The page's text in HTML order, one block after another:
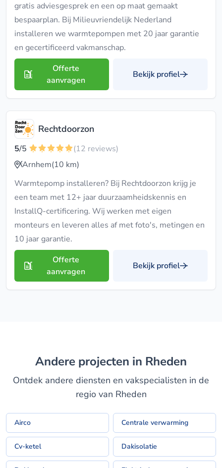
gratis adviesgesprek en een op maat gemaakt
bespaarplan. Bij Milieuvriendelijk Nederland
installeren we warmtepompen met 20 jaar garantie
en gecertificeerd vakmanschap.
Offerte
aanvragen
Bekijk profiel
Rechtdoorzon
5/5
(12 reviews)
Arnhem(10 km)
Warmtepomp installeren? Bij Rechtdoorzon krijg je
een team met 12+ jaar duurzaamheidskennis en
InstallQ-certificering. Wij werken met eigen
monteurs en leveren alles af met foto's, metingen en
10 jaar garantie.
Offerte
aanvragen
Bekijk profiel
Andere projecten in Rheden
Ontdek andere diensten en vakspecialisten in de
regio van Rheden
Airco Centrale verwarming
Cv-ketel Dakisolatie